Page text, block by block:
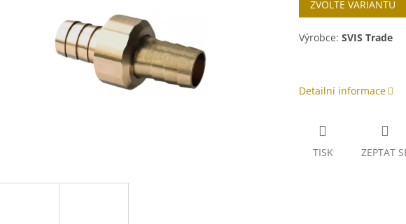
cena:
ZVOLTE VARIANTU
Výrobce: SVIS Trade
Detailní informace
TISK ZEPTAT